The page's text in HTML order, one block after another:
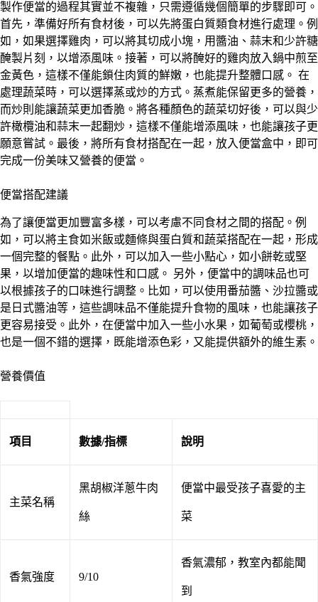
製作便當的過程其實並不複雜，只需遵循幾個簡單的步驟即可。
首先，準備好所有食材後，可以先將蛋白質類食材進行處理。例
如，如果選擇雞肉，可以將其切成小塊，用醬油、蒜末和少許糖
醃製片刻，以增添風味。接著，可以將醃好的雞肉放入鍋中煎至
金黃色，這樣不僅能鎖住肉質的鮮嫩，也能提升整體口感。 在
處理蔬菜時，可以選擇蒸或炒的方式。蒸煮能保留更多的營養，
而炒則能讓蔬菜更加香脆。將各種顏色的蔬菜切好後，可以與少
許橄欖油和蒜末一起翻炒，這樣不僅能增添風味，也能讓孩子更
願意嘗試。最後，將所有食材搭配在一起，放入便當盒中，即可
完成一份美味又營養的便當。
便當搭配建議
為了讓便當更加豐富多樣，可以考慮不同食材之間的搭配。例
如，可以將主食如米飯或麵條與蛋白質和蔬菜搭配在一起，形成
一個完整的餐點。此外，可以加入一些小點心，如小餅乾或堅
果，以增加便當的趣味性和口感。 另外，便當中的調味品也可
以根據孩子的口味進行調整。比如，可以使用番茄醬、沙拉醬或
是日式醬油等，這些調味品不僅能提升食物的風味，也能讓孩子
更容易接受。此外，在便當中加入一些小水果，如葡萄或櫻桃，
也是一個不錯的選擇，既能增添色彩，又能提供額外的維生素。
營養價值
項目 數據/指標 說明
主菜名稱
黑胡椒洋蔥牛肉
絲
便當中最受孩子喜愛的主
菜
香氣強度 9/10
香氣濃郁，教室內都能聞
到